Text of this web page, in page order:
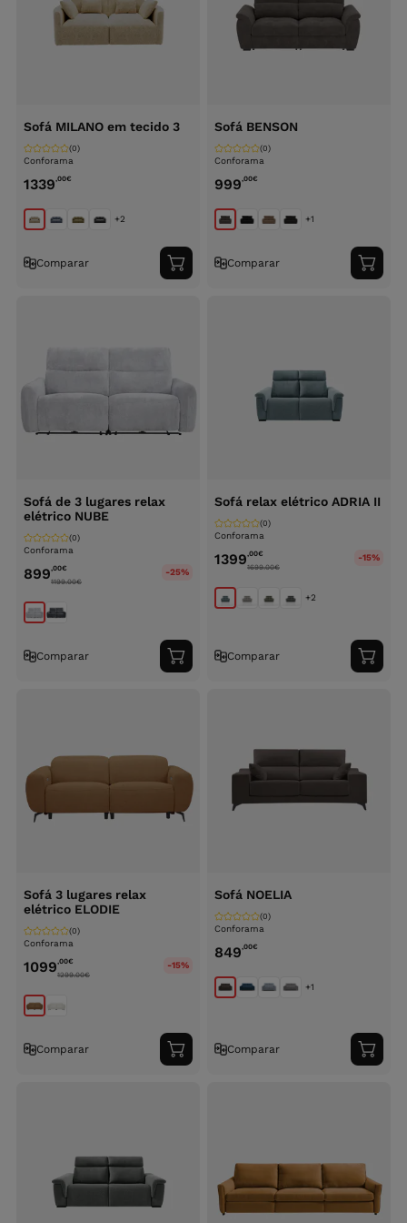
Sofá MILANO em tecido 3
Conforama
(0)
1339,00€
+2
Comparar
Adicionar
ao
Sofá BENSON
Conforama
(0)
999,00€
+1
Comparar
ao
Sofá de 3 lugares relax
elétrico NUBE
Conforama
(0)
899,00€
1199.00€
-25%
Comparar
Adicionar
ao
Sofá relax elétrico ADRIA II
Conforama
(0)
1399,00€
1699.00€
-15%
+2
Comparar
ao
Sofá 3 lugares relax
elétrico ELODIE
Conforama
(0)
1099,00€
1299.00€
-15%
Comparar
Adicionar
ao
Sofá NOELIA
Conforama
(0)
849,00€
+1
Comparar
ao